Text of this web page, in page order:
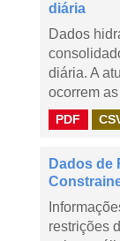
diária
Dados
diária. A
ocorrem
PDF
Dados de
restrições